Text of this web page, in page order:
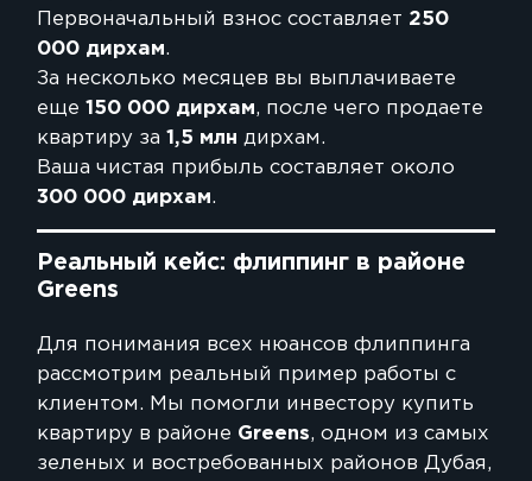
Первоначальный взнос составляет 250
000 дирхам.
За несколько месяцев вы выплачиваете
еще 150 000 дирхам, после чего продаете
квартиру за 1,5 млн дирхам.
Ваша чистая прибыль составляет около
300 000 дирхам.
Реальный кейс: флиппинг в районе
Greens
Для понимания всех нюансов флиппинга
рассмотрим реальный пример работы с
клиентом. Мы помогли инвестору купить
квартиру в районе Greens, одном из самых
зеленых и востребованных районов Дубая,